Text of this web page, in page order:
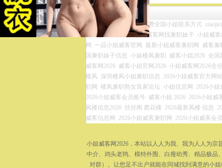
友情链接
小姐威客兼职网官网 免费全国小姐联系方式
zip
全国各地凤楼资源 威客网找兼职妹子 小姐威客
网
一品小姐威客官网 最新小姐威客兼职网 威客兼
国兼职妹子信息 小妹楼凤兼职 威客小姐2026 全国
威客网2026 威客小姐官网2026 小姐威客网2026全
楼凤 深圳楼凤小姐兼职信息 2026小姐威客官方网站
职网
楼凤兼职熟女良家论坛 小姐信息网 2026小姐
2026小姐威客会员账号 威客小姐 2026 2026小姐威
凤楼信息2026 丝丝阁 爬花楼 2026最新凤楼 信息
威客信息网
2026小姐威客兼职网 2026小姐威客会
小姐威客网2026，本站以人人为我、我为人人为
中介、鸡头老鸨、模特外围、白瘦幼秀、精品极品
对群）。让您足不出户就能在同城找到满意的小